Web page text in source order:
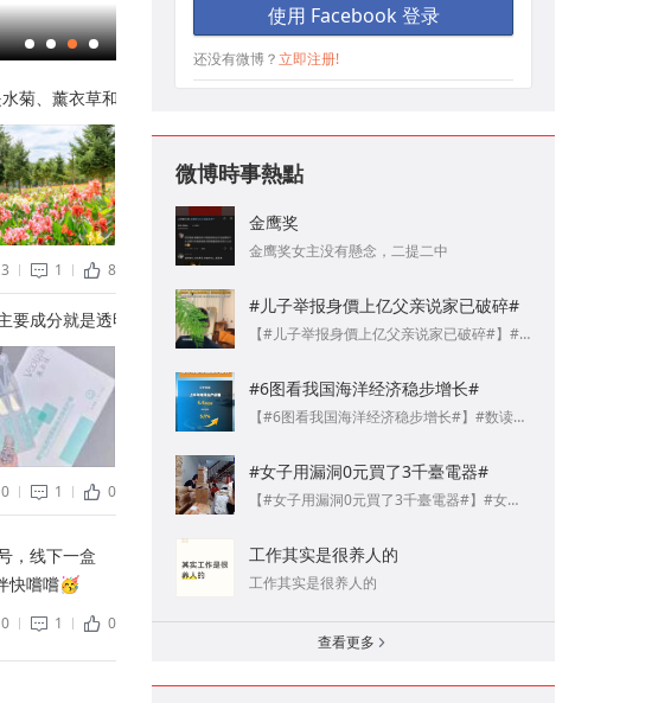
立即體驗100筆免佣金交易
菊、薰衣草和罂粟等 各種鲜花盛开~ #鳖岛国际爵士乐节# ~9.5 這個週末去鳖岛如
ñ 8
 1
3
成分就是透明质酸钠，主打深度保湿，修護敏感💧皮肤干痒、泛紅的姐妹都能用
ñ 0
 1
0
快嚐嚐🥳
ñ 0
 1
0
使用 Facebook 登录
还没有微博？立即注册!
微博時事熱點
金鹰奖
金鹰奖女主没有懸念，二提二中 ​​​​
#儿子举报身價上亿父亲说家已破碎#
【#儿子举报身價上亿父亲说家已破碎#】#儿子举报身價上亿父亲虚假诉讼# 儿子举报身價上亿父亲，冒用他人身份办假结婚证给私生子落户。儿子窦先生称：我本人也是媒体人，深知舆论是双刃剑，之所以通过媒体發聲，是因为這個家已经破碎，我父亲做了人很难做出來的事情，爲了不让我母亲拿到她应有的家庭财 ​​​​
#6图看我国海洋经济稳步增长#
【#6图看我国海洋经济稳步增长#】#数读上半年海洋经济發展成绩单#海洋生产总值5.5万亿元，海洋船舶新承接订单量、完工量和手持订单量全面上涨……自然资源部近日發佈的數據显示，上半年，我国海洋经济实现稳步增长，發展势头良好，發展韧性持续彰显。（人民网）http://t.cn/AXCgxHgl ​​​​
#女子用漏洞0元買了3千臺電器#
【#女子用漏洞0元買了3千臺電器#】#女子發現漏洞薅3千台家电租仓库存放# 前不久，成都警方在一间民房内，查獲了大量堆积如山的未拆封商品。令人难以置信的是，这上千件崭新的电器，竟然全是犯罪嫌疑人张某“薅羊毛”所得，甚至大部分都是“零元购”。今年5月30日，某电商平臺公司的工作人员来到成都市 ​​​​
工作其实是很养人的
工作其实是很养人的 ​​​​
查看更多 a